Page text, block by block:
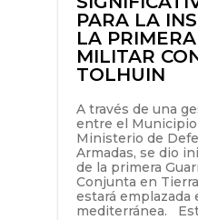
PARA LA
LA
MILITAR
TOLHUIN
A través de una
entre el
Ministerio de
Armadas, se dio
de la primera
Conjunta en
estará emplazada
mediterránea.